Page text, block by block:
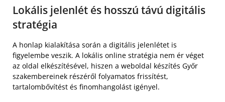
Lokális jelenlét és hosszú távú digitális
stratégia
A honlap kialakítása során a digitális jelenlétet is
figyelembe veszik. A lokális online stratégia nem ér véget
az oldal elkészítésével, hiszen a weboldal készítés Győr
szakembereinek részéről folyamatos frissítést,
tartalombővítést és finomhangolást igényel.